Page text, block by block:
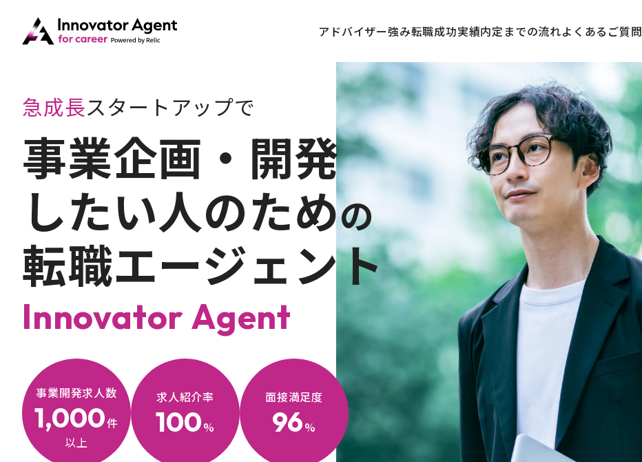
アドバイザー強み転職成功実績内定までの流れよくあるご質問
急成長スタートアップで
事業企画・開発
したい人のための
転職エージェント
Innovator Agent
事業開発求人数
1,000件
以上
求人紹介率
100%
面接満足度
96%